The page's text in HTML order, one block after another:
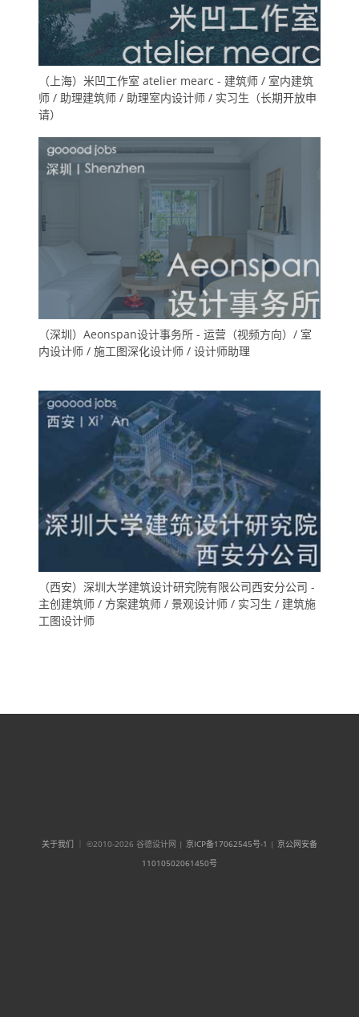
（上海）米凹工作室 atelier mearc - 建筑师 / 室内建筑
师 / 助理建筑师 / 助理室内设计师 / 实习生（长期开放申
请）
（深圳）Aeonspan设计事务所 - 运营（视频方向）/ 室
内设计师 / 施工图深化设计师 / 设计师助理
（西安）深圳大学建筑设计研究院有限公司西安分公司 -
主创建筑师 / 方案建筑师 / 景观设计师 / 实习生 / 建筑施
工图设计师
关于我们 ｜ ©2010-2026 谷德设计网 | 京ICP备17062545号-1 | 京公网安备
11010502061450号